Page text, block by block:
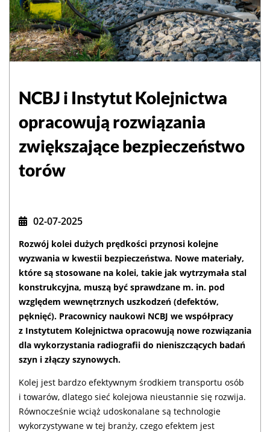
NCBJ i Instytut Kolejnictwa
opracowują rozwiązania
zwiększające bezpieczeństwo
torów
02-07-2025
Rozwój kolei dużych prędkości przynosi kolejne
wyzwania w kwestii bezpieczeństwa. Nowe materiały,
które są stosowane na kolei, takie jak wytrzymała stal
konstrukcyjna, muszą być sprawdzane m. in. pod
względem wewnętrznych uszkodzeń (defektów,
pęknięć). Pracownicy naukowi NCBJ we współpracy
z Instytutem Kolejnictwa opracowują nowe rozwiązania
dla wykorzystania radiografii do nieniszczących badań
szyn i złączy szynowych.
Kolej jest bardzo efektywnym środkiem transportu osób
i towarów, dlatego sieć kolejowa nieustannie się rozwija.
Równocześnie wciąż udoskonalane są technologie
wykorzystywane w tej branży, czego efektem jest